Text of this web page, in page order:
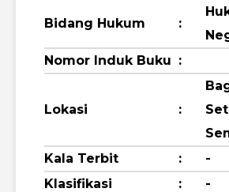
Bidang Hukum :
Nomor Induk Buku :
Lokasi :
Kala Terbit
:
-
Klasifikasi
:
-